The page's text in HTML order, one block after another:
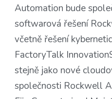
Automation bude
softwarová řešení
včetně řešení
FactoryTalk
stejně jako nové
společnosti Rockwell